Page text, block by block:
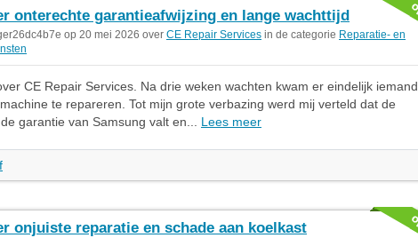
onterechte garantieafwijzing en lange wachttijd
op 20 mei 2026 over CE Repair Services in de categorie Reparatie- en
CE Repair Services. Na drie weken wachten kwam er eindelijk iemand
te repareren. Tot mijn grote verbazing werd mij verteld dat de
garantie van Samsung valt en... Lees meer
onjuiste reparatie en schade aan koelkast